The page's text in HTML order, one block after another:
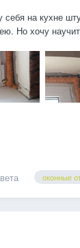
на кухне
Но хочу
установлено 5
оконные